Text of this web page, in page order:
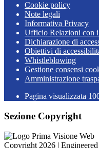
Cookie policy
Note legali
Informativa Privacy
Ufficio Relazioni con
Dichiarazione di
Obiettivi di
Whistleblowing
Gestione consensi
Amministrazione
Pagina visualizzata
Sezione Copyright
Copyright 2026 |